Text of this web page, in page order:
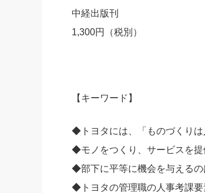
中経出版刊
1,300円（税別）
【キーワード】
◆トヨタには、「ものづくりは
◆モノをつくり、サービスを
◆部下に平等に機会を与えるの
◆トヨタの管理職の人事考課要